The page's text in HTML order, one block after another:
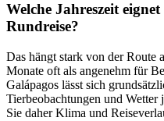
Welche Jahreszeit
Rundreise?
Das hängt stark von der Route
Monate oft als angenehm für
Galápagos lässt sich
Tierbeobachtungen und Wetter
Sie daher Klima und